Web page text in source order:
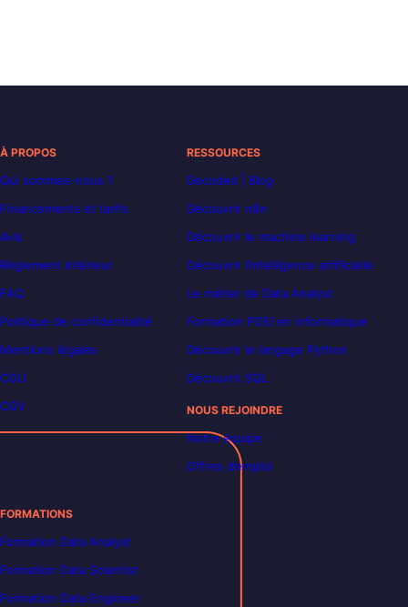
À PROPOS
Qui sommes-nous ?
Financements et tarifs
Avis
Règlement intérieur
FAQ
Politique de confidentialité
Mentions légales
CGU
CGV
RESSOURCES
Decoded | Blog
Découvrir n8n
Découvrir le machine learning
Découvrir l’intelligence artificielle
Le métier de Data Analyst
Formation POEI en informatique
Découvrir le langage Python
Découvrir SQL
NOUS REJOINDRE
Notre équipe
Offres d’emploi
FORMATIONS
Formation Data Analyst
Formation Data Scientist
Formation Data Engineer